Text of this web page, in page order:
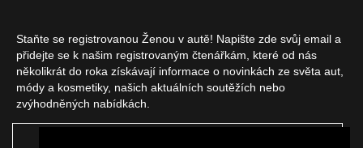
Staňte se registrovanou Ženou v autě! Napište zde svůj email a
přidejte se k našim registrovaným čtenářkám, které od nás
několikrát do roka získávají informace o novinkách ze světa aut,
módy a kosmetiky, našich aktuálních soutěžích nebo
zvýhodněných nabídkách.